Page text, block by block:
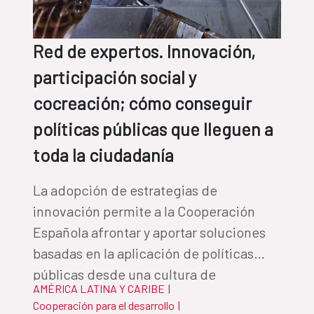
Red de expertos. Innovación,
participación social y
cocreación; cómo conseguir
políticas públicas que lleguen a
toda la ciudadanía
La adopción de estrategias de
innovación permite a la Cooperación
Española afrontar y aportar soluciones
basadas en la aplicación de políticas
públicas desde una cultura de
cocreación, y la aplicación de
AMÉRICA LATINA Y CARIBE |
Cooperación para el desarrollo |